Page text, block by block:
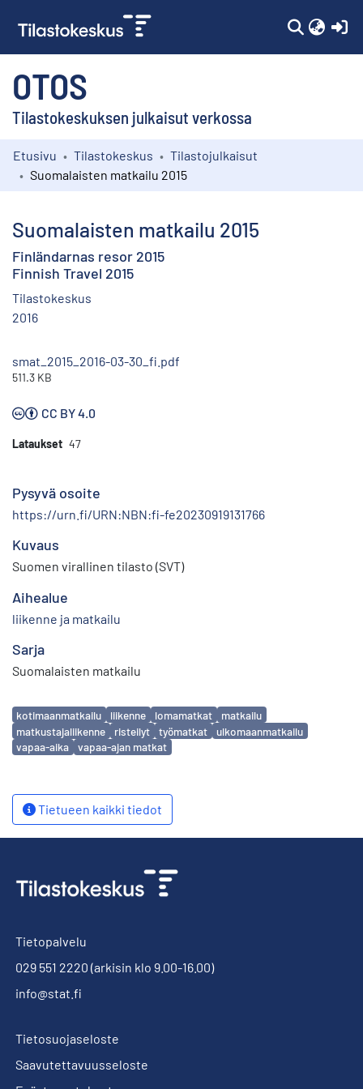
OTOS
Tilastokeskuksen julkaisut verkossa
Kokoelmat
Etusivu Tilastokeskus
Tilastojulkaisut
Suomalaisten matkailu 2015
Suomalaisten matkailu 2015
Finländarnas resor 2015
Finnish Travel 2015
Tilastokeskus
2016
smat_2015_2016-03-30_fi.pdf
511.3 KB
CC BY 4.0
Lataukset 47
Pysyvä osoite
https://urn.fi/URN:NBN:fi-fe20230919131766
Kuvaus
Suomen virallinen tilasto (SVT)
Aihealue
liikenne ja matkailu
Sarja
Suomalaisten matkailu
Avainsanat
kotimaanmatkailu liikenne lomamatkat
matkailu
matkustajaliikenne
risteilyt työmatkat
ulkomaanmatkailu
vapaa-aika
vapaa-ajan matkat
Tietueen kaikki tiedot
Tietopalvelu
029 551 2220 (arkisin klo 9.00-16.00)
info@stat.fi
Tietosuojaseloste
Saavutettavuusseloste